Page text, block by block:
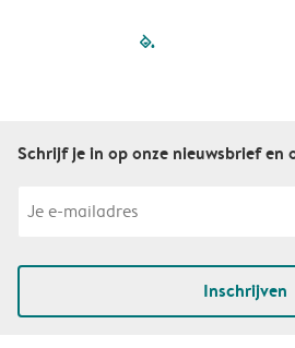
filled-
Schrijf je in op onze nieuwsbrief
Inschrijven